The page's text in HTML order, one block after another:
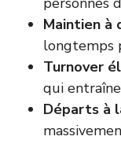
Maintien à
longtemps
Turnover
qui
Départs à